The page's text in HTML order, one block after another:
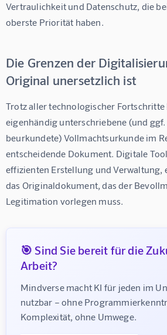
Vertraulichkeit und Datenschutz, die
oberste Priorität haben.
Die Grenzen der
Original unersetzlich ist
Trotz aller technologischer Fortschritte
eigenhändig unterschriebene (und
beurkundete) Vollmachtsurkunde im
entscheidende Dokument. Digitale
effizienten Erstellung und Verwaltung,
das Originaldokument, das der
Legitimation vorlegen muss.
🎯 Sind Sie bereit für die
Arbeit?
Mindverse macht KI für jeden im
nutzbar – ohne
Komplexität, ohne Umwege.